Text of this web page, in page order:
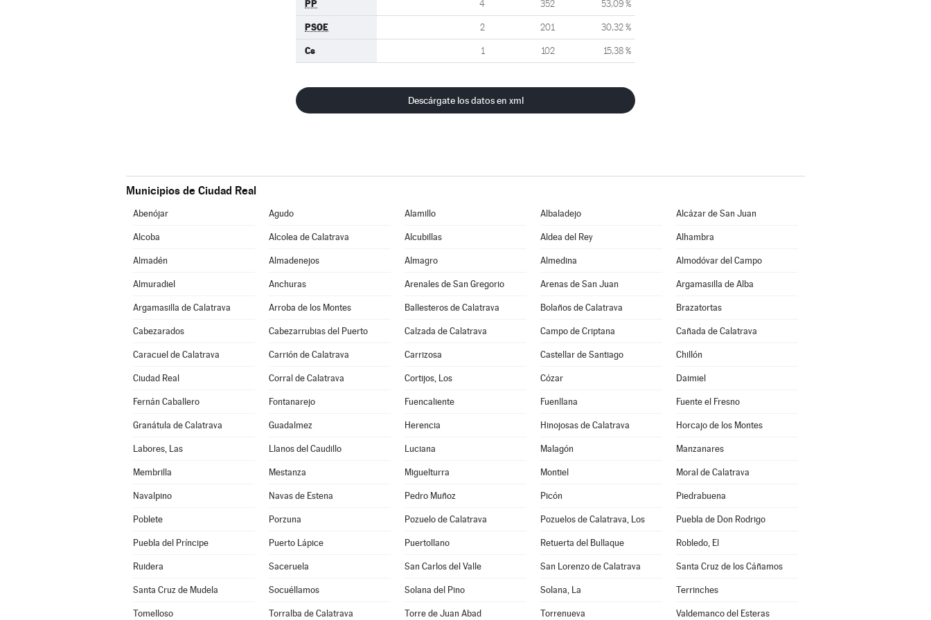
PP 4 352 53,09 %
PSOE 2 201 30,32 %
Cs 1 102 15,38 %
Descárgate los datos en xml
Municipios de Ciudad Real
Abenójar Agudo Alamillo Albaladejo Alcázar de San Juan
Alcoba Alcolea de Calatrava Alcubillas Aldea del Rey Alhambra
Almadén Almadenejos Almagro Almedina Almodóvar del Campo
Almuradiel Anchuras Arenales de San Gregorio Arenas de San Juan Argamasilla de Alba
Argamasilla de Calatrava Arroba de los Montes Ballesteros de Calatrava Bolaños de Calatrava Brazatortas
Cabezarados Cabezarrubias del Puerto Calzada de Calatrava Campo de Criptana Cañada de Calatrava
Caracuel de Calatrava Carrión de Calatrava Carrizosa Castellar de Santiago Chillón
Ciudad Real Corral de Calatrava Cortijos, Los Cózar Daimiel
Fernán Caballero Fontanarejo Fuencaliente Fuenllana Fuente el Fresno
Granátula de Calatrava Guadalmez Herencia Hinojosas de Calatrava Horcajo de los Montes
Labores, Las Llanos del Caudillo Luciana Malagón Manzanares
Membrilla Mestanza Miguelturra Montiel Moral de Calatrava
Navalpino Navas de Estena Pedro Muñoz Picón Piedrabuena
Poblete Porzuna Pozuelo de Calatrava Pozuelos de Calatrava, Los Puebla de Don Rodrigo
Puebla del Príncipe Puerto Lápice Puertollano Retuerta del Bullaque Robledo, El
Ruidera Saceruela San Carlos del Valle San Lorenzo de Calatrava Santa Cruz de los Cáñamos
Santa Cruz de Mudela Socuéllamos Solana del Pino Solana, La Terrinches
Tomelloso Torralba de Calatrava Torre de Juan Abad Torrenueva Valdemanco del Esteras